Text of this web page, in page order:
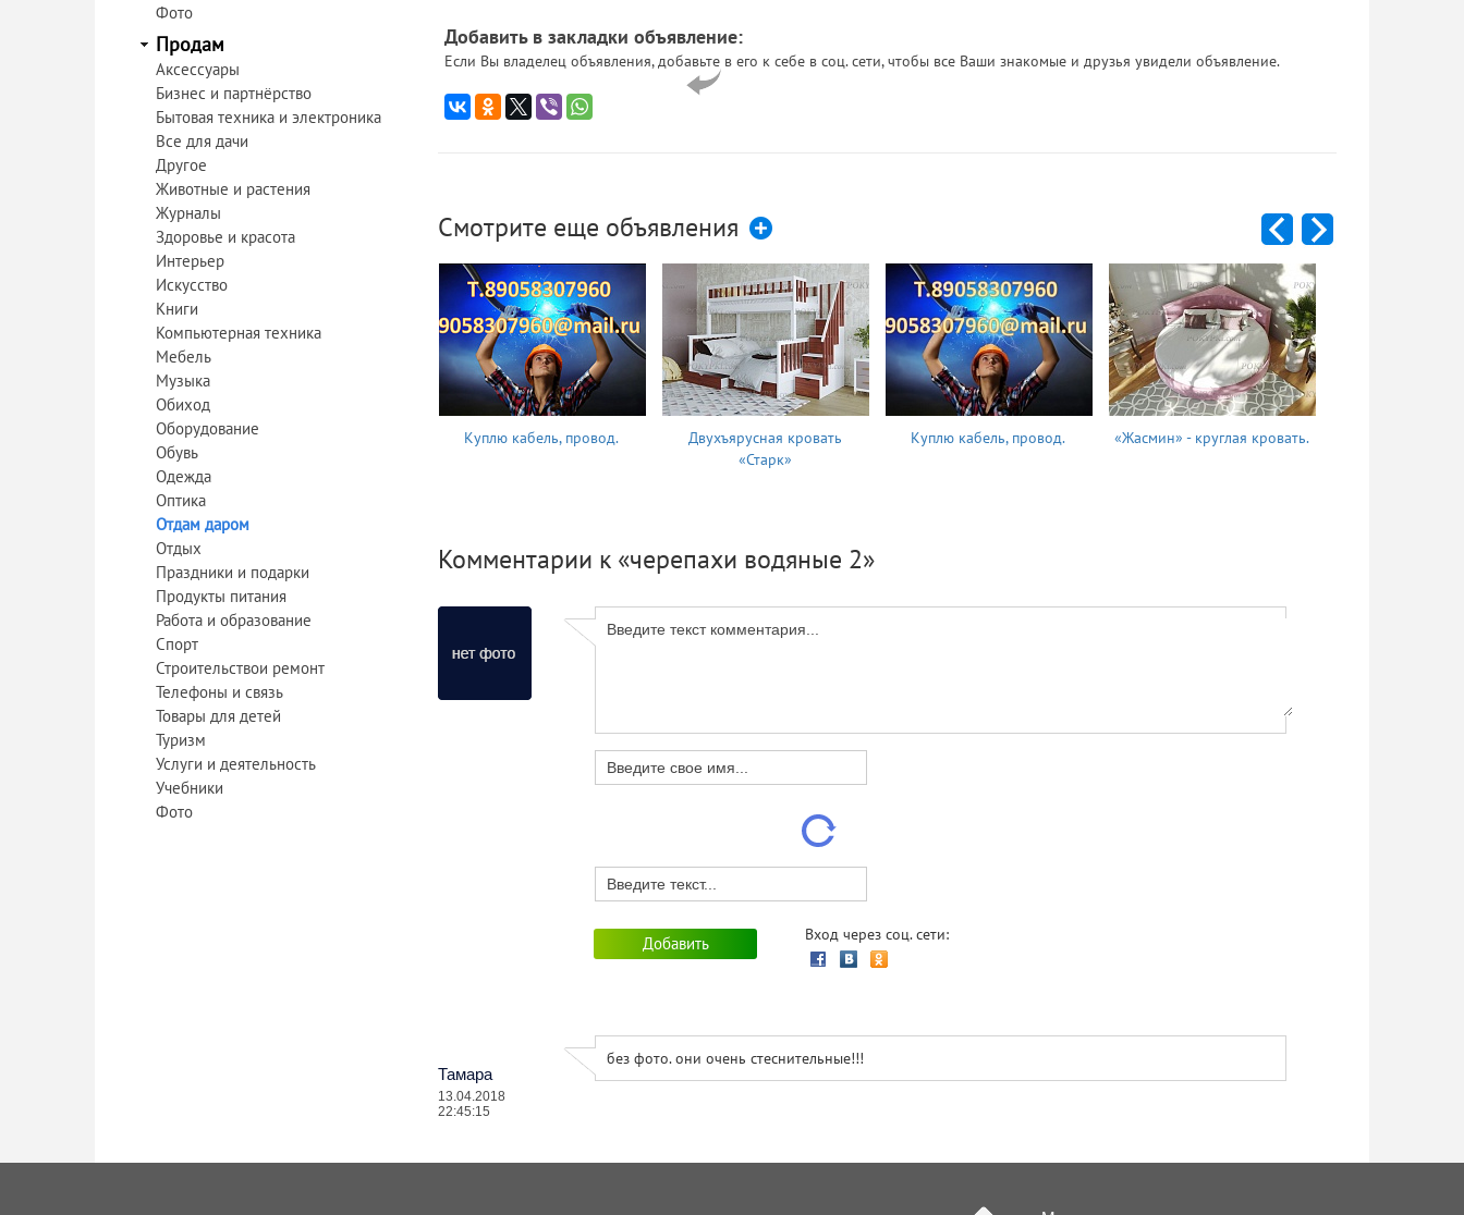
Фото
Продам
Аксессуары
Бизнес и партнёрство
Бытовая техника и электроника
Все для дачи
Другое
Животные и растения
Журналы
Здоровье и красота
Интерьер
Искусство
Книги
Компьютерная техника
Мебель
Музыка
Обиход
Оборудование
Обувь
Одежда
Оптика
Отдам даром
Отдых
Праздники и подарки
Продукты питания
Работа и образование
Спорт
Строительствои ремонт
Телефоны и связь
Товары для детей
Туризм
Услуги и деятельность
Учебники
Фото
Добавить в закладки объявление:
Если Вы владелец объявления, добавьте в его к себе в соц. сети, чтобы все Ваши знакомые и друзья увидели объявление.
Смотрите еще объявления
Куплю кабель, провод.
Двухъярусная кровать
«Старк»
Куплю кабель, провод. «Жасмин» - круглая кровать.
Комментарии к «черепахи водяные 2»
Вход через соц. сети:
Тамара
13.04.2018
22:45:15
без фото. они очень стеснительные!!!